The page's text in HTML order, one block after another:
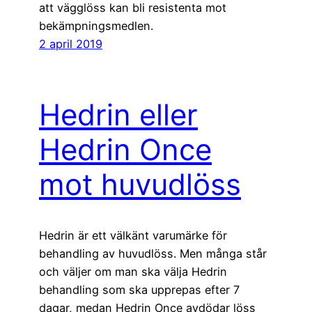
att vägglöss kan bli resistenta mot
bekämpningsmedlen.
2 april 2019
Hedrin eller
Hedrin Once
mot huvudlöss
Hedrin är ett välkänt varumärke för
behandling av huvudlöss. Men många står
och väljer om man ska välja Hedrin
behandling som ska upprepas efter 7
dagar, medan Hedrin Once avdödar löss